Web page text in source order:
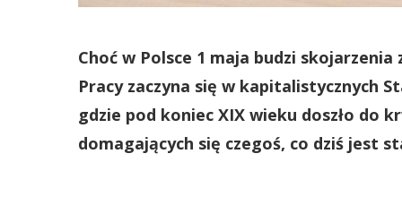
Choć w Polsce 1 maja budzi
Pracy zaczyna się w kapitalistycznych
gdzie pod koniec XIX wieku doszło do
domagających się czegoś, co dziś jest